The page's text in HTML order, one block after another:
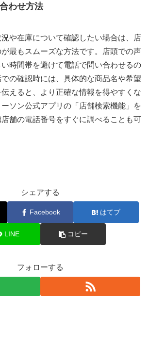
わせ方法
や在庫について確認したい場合は、店
最もスムーズな方法です。店頭での声
時間帯を避けて電話で問い合わせるの
の確認時には、具体的な商品名や希望
えると、より正確な情報を得やすくな
ソン公式アプリの「店舗検索機能」を
舗の電話番号をすぐに調べることも可
シェアする
Facebook はてブ
LINE コピー
フォローする